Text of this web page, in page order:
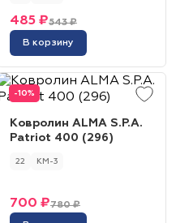
543 ₽
485 ₽
В корзину
-10%
Ковролин ALMA S.P.A.
Patriot 400 (296)
22 КМ-3
780 ₽
700 ₽